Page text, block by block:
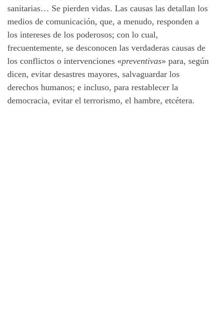
sanitarias… Se pierden vidas. Las causas las detallan los
medios de comunicación, que, a menudo, responden a
los intereses de los poderosos; con lo cual,
frecuentemente, se desconocen las verdaderas causas de
los conflictos o intervenciones «preventivas» para, según
dicen, evitar desastres mayores, salvaguardar los
derechos humanos; e incluso, para restablecer la
democracia, evitar el terrorismo, el hambre, etcétera.